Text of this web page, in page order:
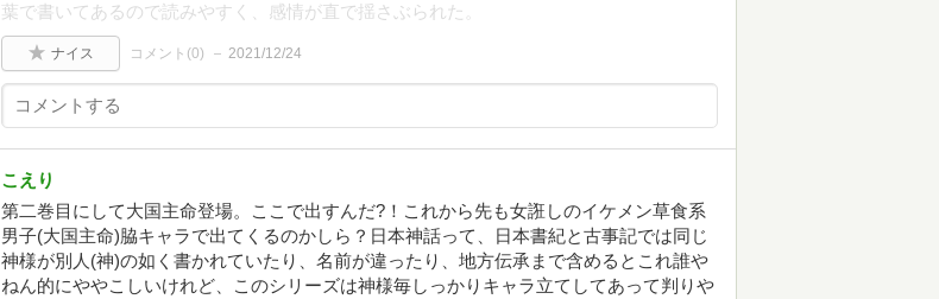
葉で書いてあるので読みやすく、感情が直で揺さぶられた。
ナイス コメント(0) 2021/12/24
こえり
第二巻目にして大国主命登場。ここで出すんだ?！これから先も女誑しのイケメン草食系
男子(大国主命)脇キャラで出てくるのかしら？日本神話って、日本書紀と古事記では同じ
神様が別人(神)の如く書かれていたり、名前が違ったり、地方伝承まで含めるとこれ誰や
ねん的にややこしいけれど、このシリーズは神様毎しっかりキャラ立てしてあって判りや